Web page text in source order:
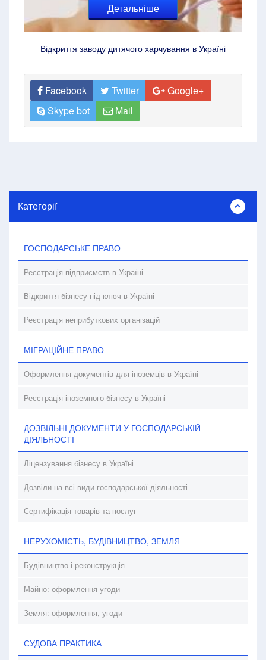
Детальніше
Відкриття заводу дитячого харчування в Україні
Facebook Twitter
Google+
Skype bot
Mail
Категорії
ГОСПОДАРСЬКЕ ПРАВО
Реєстрація підприємств в Україні
Відкриття бізнесу під ключ в Україні
Реєстрація неприбуткових організацій
МІГРАЦІЙНЕ ПРАВО
Оформлення документів для іноземців в Україні
Реєстрація іноземного бізнесу в Україні
ДОЗВІЛЬНІ ДОКУМЕНТИ У ГОСПОДАРСЬКІЙ
ДІЯЛЬНОСТІ
Ліцензування бізнесу в Україні
Дозвіли на всі види господарської діяльності
Сертифікація товарів та послуг
НЕРУХОМІСТЬ, БУДІВНИЦТВО, ЗЕМЛЯ
Будівництво і реконструкція
Майно: оформлення угоди
Земля: оформлення, угоди
СУДОВА ПРАКТИКА